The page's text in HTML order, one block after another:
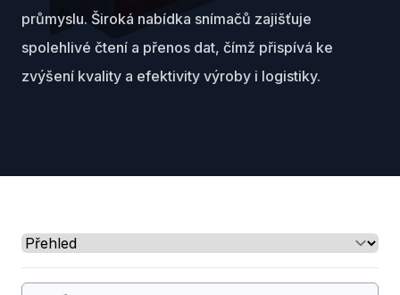
průmyslu. Široká nabídka snímačů zajišťuje
spolehlivé čtení a přenos dat, čímž přispívá ke
zvýšení kvality a efektivity výroby i logistiky.
Select a tab